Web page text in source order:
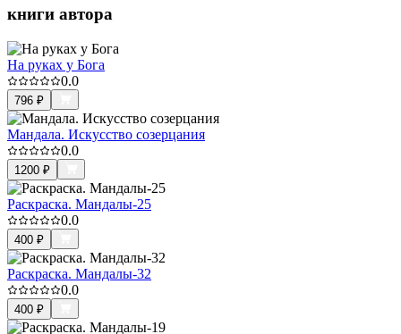
книги автора
На руках у Бога
0.0
796 ₽
Мандала. Искусство созерцания
0.0
1200 ₽
Раскраска. Мандалы-25
0.0
400 ₽
Раскраска. Мандалы-32
0.0
400 ₽